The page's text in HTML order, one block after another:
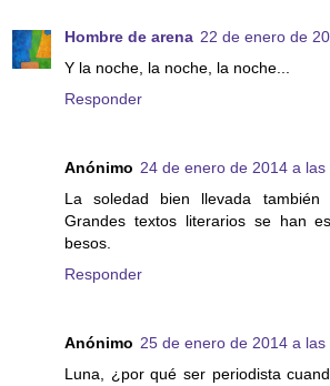
Hombre de arena 22 de enero de
Y la noche, la noche, la noche...
Responder
Anónimo 24 de enero de 2014 a las
La soledad bien llevada
Grandes textos literarios se han
besos.
Responder
Anónimo 25 de enero de 2014 a las
Luna, ¿por qué ser periodista